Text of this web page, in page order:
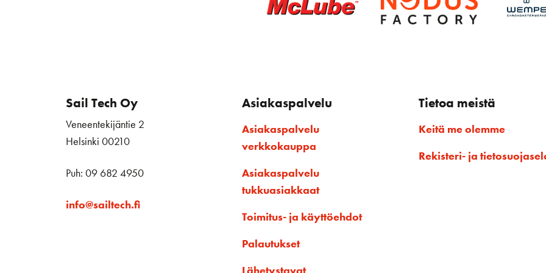
Sail Tech Oy
Veneentekijäntie 2
Helsinki 00210
Puh: 09 682 4950
info@sailtech.fi
Asiakaspalvelu
Asiakaspalvelu
verkkokauppa
Asiakaspalvelu
tukkuasiakkaat
Toimitus- ja käyttöehdot
Palautukset
Tietoa meistä
Keitä me olemme
Rekisteri- ja